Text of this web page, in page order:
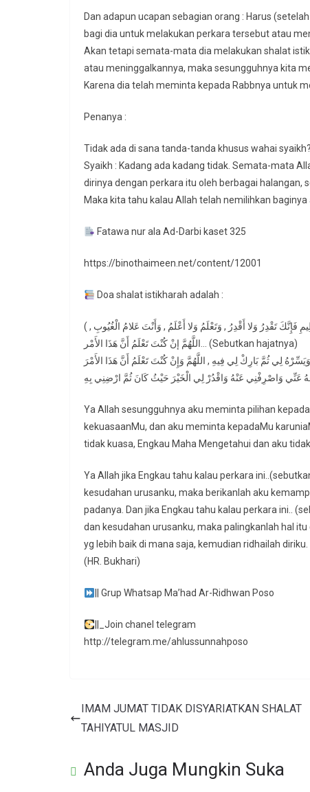
Dan adapun ucapan sebagian orang : Harus
bagi dia untuk melakukan perkara tersebut atau
Akan tetapi semata-mata dia melakukan shalat
atau meninggalkannya, maka sesungguhnya kita
Karena dia telah meminta kepada Rabbnya untuk
Penanya :
Tidak ada di sana tanda-tanda khusus wahai syaikh?
Syaikh : Kadang ada kadang tidak. Semata-mata
dirinya dengan perkara itu oleh berbagai halangan,
Maka kita tahu kalau Allah telah nemilihkan baginya
Fatawa nur ala Ad-Darbi kaset 325
https://binothaimeen.net/content/12001
Doa shalat istikharah adalah :
( اللَّهُمَّ إنِّي أَسْتَخِيرُكَ بِعِلْمِكَ , وَأَسْتَقْدِرُكَ بِقُدْرَتِكَ , وَأَسْأَلُكَ مِنْ فَضْلِكَ الْعَظِيمِ فَإِنَّكَ تَقْدِرُ وَلا أَقْدِرُ , وَتَعْلَمُ وَلا أَعْلَمُ , وَأَنْتَ عَلامُ الْغُيُوبِ ,
اللَّهُمَّ إنْ كُنْتَ تَعْلَمُ أَنَّ هَذَا الأَمْر… (Sebutkan hajatnya)
لِي ثُمَّ بَارِكْ لِي فِيهِ , اللَّهُمَّ وَإِنْ كُنْتَ تَعْلَمُ أَنَّ هَذَا الأَمْرَ
Ya Allah sesungguhnya aku meminta pilihan
kekuasaanMu, dan aku meminta kepadaMu
tidak kuasa, Engkau Maha Mengetahui dan aku
Ya Allah jika Engkau tahu kalau perkara
kesudahan urusanku, maka berikanlah aku
padanya. Dan jika Engkau tahu kalau perkara ini..
dan kesudahan urusanku, maka palingkanlah hal
yg lebih baik di mana saja, kemudian ridhailah diriku.
(HR. Bukhari)
|| Grup Whatsap Ma’had Ar-Ridhwan Poso
||_Join chanel telegram
http://telegram.me/ahlussunnahposo
IMAM JUMAT TIDAK DISYARIATKAN SHALAT
TAHIYATUL MASJID
Anda Juga Mungkin Suka